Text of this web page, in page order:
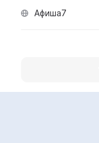
Афиша7